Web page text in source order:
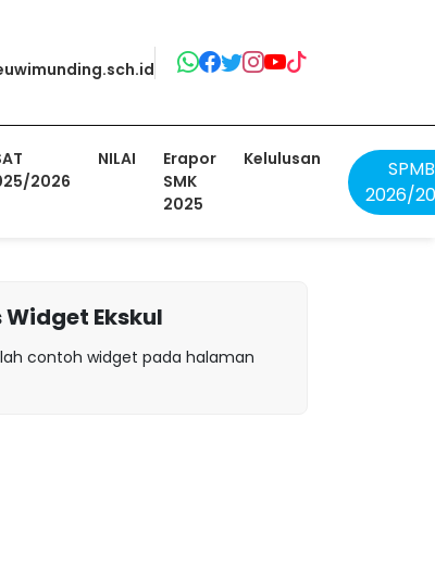
2026
NILAI
Erapor
SMK
2025
Kelulusan
SPMB
2026/
Widget Ekskul
contoh widget pada halaman